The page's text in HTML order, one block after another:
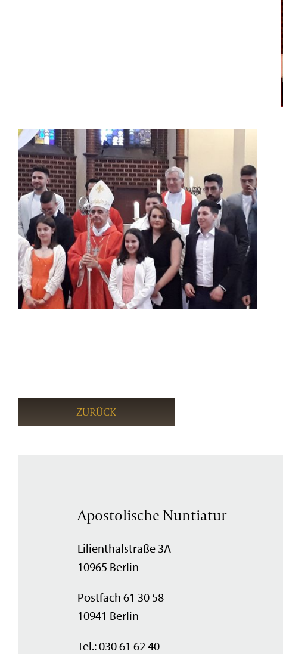
ZURÜCK
Apostolische Nuntiatur
Lilienthalstraße 3A
10965 Berlin
Postfach 61 30 58
10941 Berlin
Tel.: 030 61 62 40